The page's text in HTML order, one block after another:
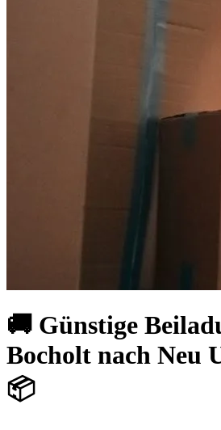
🚚 Günstige
Bocholt nach Neu
📦